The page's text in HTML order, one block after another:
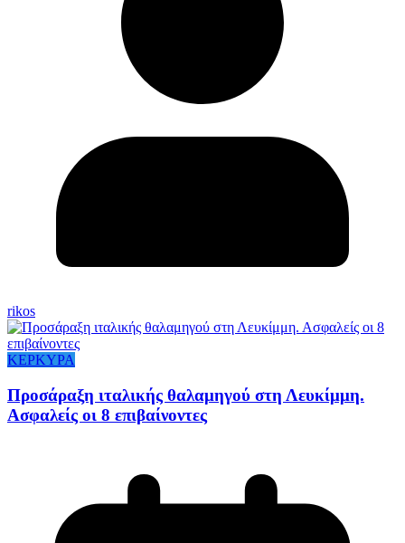
rikos
ΚΕΡΚΥΡΑ
Προσάραξη ιταλικής θαλαμηγού στη Λευκίμμη.
Ασφαλείς οι 8 επιβαίνοντες